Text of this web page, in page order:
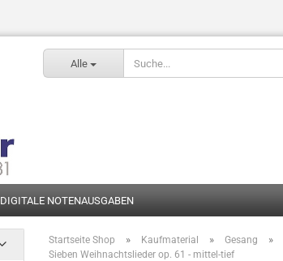
Alle
DIGITALE NOTENAUSGABEN
Startseite Shop » Kaufmaterial » Gesang »
Sieben Weihnachtslieder op. 61 - mittel-tief